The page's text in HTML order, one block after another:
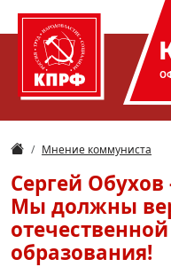
Мнение коммуниста
Сергей
Мы должны
образования!